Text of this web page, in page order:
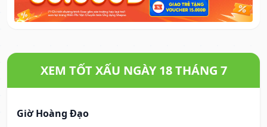
XEM TỐT XẤU NGÀY 18 THÁNG 7
Giờ Hoàng Đạo